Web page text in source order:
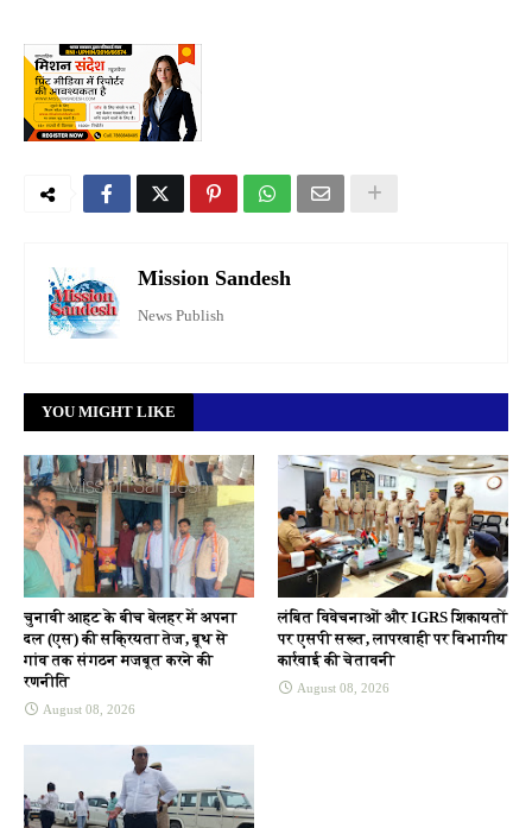
Mission Sandesh
News Publish
YOU MIGHT LIKE
चुनावी आहट के बीच बेलहर में अपना
दल (एस) की सक्रियता तेज, बूथ से
गांव तक संगठन मजबूत करने की
रणनीति
August 08, 2026
लंबित विवेचनाओं और IGRS शिकायतों
पर एसपी सख्त, लापरवाही पर विभागीय
कार्रवाई की चेतावनी
August 08, 2026